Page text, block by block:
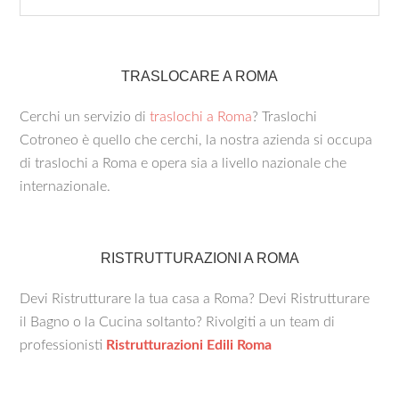
TRASLOCARE A ROMA
Cerchi un servizio ditraslochi a Roma? Traslochi
Cotroneo è quello che cerchi, la nostra azienda si occupa
di traslochi a Roma e opera sia a livello nazionale che
internazionale.
RISTRUTTURAZIONI A ROMA
Devi Ristrutturare la tua casa a Roma? Devi Ristrutturare
il Bagno o la Cucina soltanto? Rivolgiti a un team di
professionisti Ristrutturazioni Edili Roma